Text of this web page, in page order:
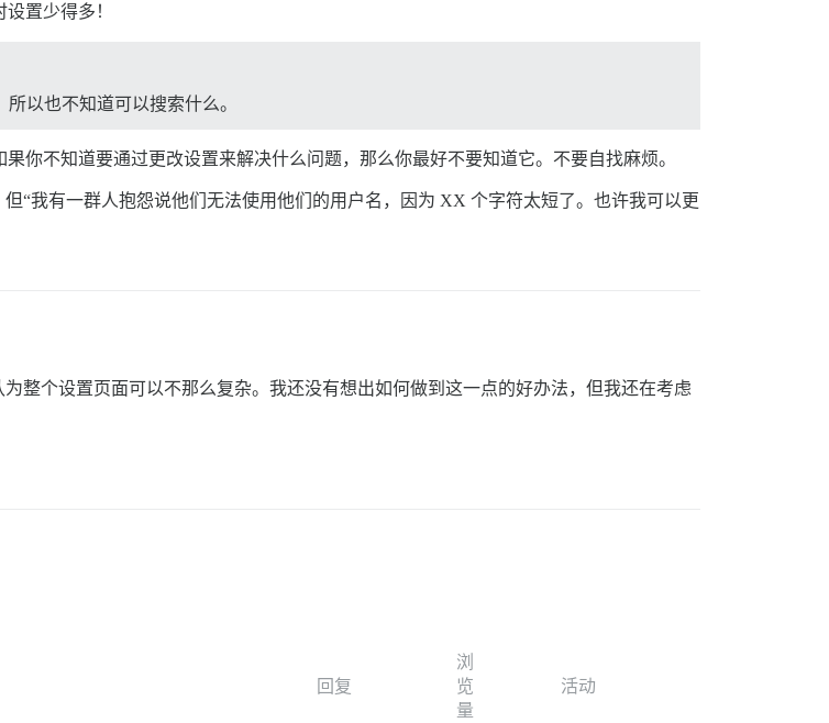
置少得多！
以也不知道可以搜索什么。
你不知道要通过更改设置来解决什么问题，那么你最好不要知道它。不要自找麻烦。
“我有一群人抱怨说他们无法使用他们的用户名，因为 XX 个字符太短了。也许我可以更
整个设置页面可以不那么复杂。我还没有想出如何做到这一点的好办法，但我还在考虑
回复
浏
览
量
活动